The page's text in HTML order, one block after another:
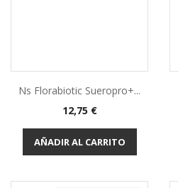
Ns Florabiotic Sueropro+...
12,75 €
AÑADIR AL CARRITO